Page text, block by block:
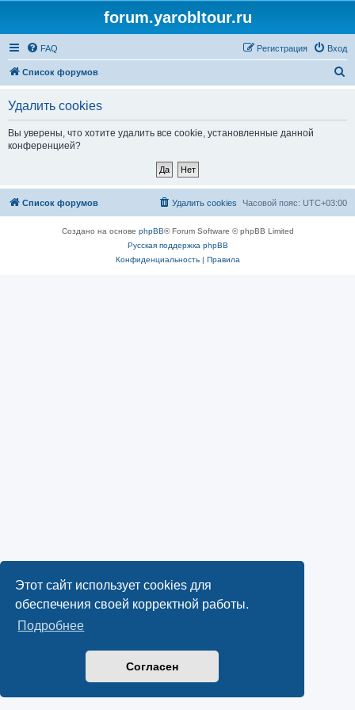
Этот сайт использует cookies для
обеспечения своей корректной работы.
Подробнее
Согласен
forum.yarobltour.ru
FAQ Вход
Регистрация
Список форумов
Удалить cookies
Вы уверены, что хотите удалить все cookie, установленные данной
конференцией?
Список форумов Часовой пояс: UTC+03:00
Удалить cookies
Создано на основе phpBB® Forum Software © phpBB Limited
Русская поддержка phpBB
Конфиденциальность| Правила